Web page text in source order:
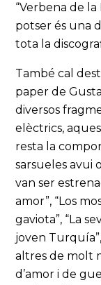
“Verbena de
potser és una
tota la
També cal
paper de
diversos
elèctrics,
resta la
sarsueles avui
van ser
amor”, “Los
gaviota”, “La
joven
altres de molt
d’amor i de